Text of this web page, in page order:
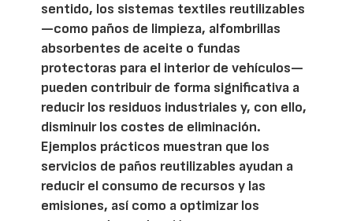
sentido, los sistemas textiles reutilizables
—como paños de limpieza, alfombrillas
absorbentes de aceite o fundas
protectoras para el interior de vehículos—
pueden contribuir de forma significativa a
reducir los residuos industriales y, con ello,
disminuir los costes de eliminación.
Ejemplos prácticos muestran que los
servicios de paños reutilizables ayudan a
reducir el consumo de recursos y las
emisiones, así como a optimizar los